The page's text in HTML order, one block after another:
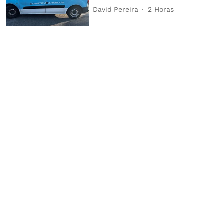
David Pereira 2 Horas